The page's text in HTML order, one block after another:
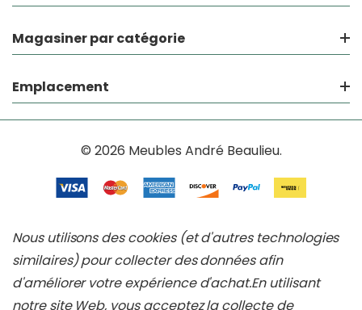
Magasiner par catégorie
Emplacement
© 2026 Meubles André Beaulieu.
Nous utilisons des cookies (et d'autres technologies
similaires) pour collecter des données afin
d'améliorer votre expérience d'achat.En utilisant
notre site Web, vous acceptez la collecte de